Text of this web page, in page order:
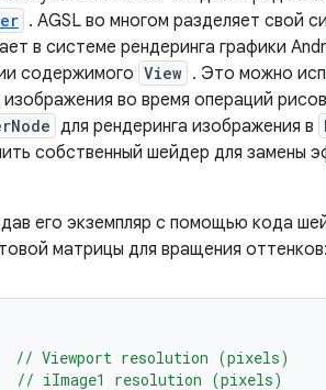
. AGSL во многом разделяет свой
в системе рендеринга графики
содержимого View . Это можно
во время операций
для рендеринга изображения в
собственный шейдер для замены
его экземпляр с помощью кода
матрицы для вращения оттенков:
// Viewport resolution (pixels)
// iImage1 resolution (pixels)